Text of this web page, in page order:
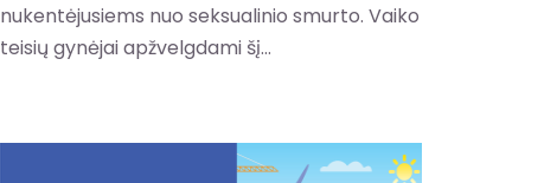
nukentėjusiems nuo seksualinio smurto. Vaiko
teisių gynėjai apžvelgdami šį...